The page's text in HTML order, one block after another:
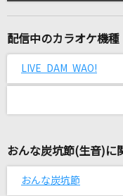
[生音]君はロックを
あいみょん
JITTERIN' JINN
[生音]ボクノート
配信中のカラオケ機種
LIVE DAM WAO!
おんな炭坑節(生音)に
おんな炭坑節